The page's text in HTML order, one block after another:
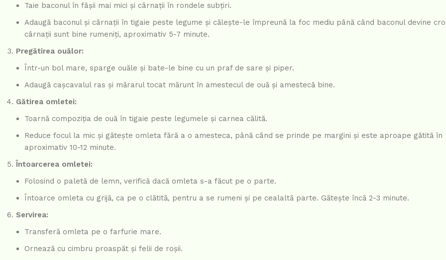
Taie baconul în fâșii mai mici și cârnații în rondele subțiri.
Adaugă baconul și cârnații în tigaie peste legume și călește-le împreună la foc mediu până când baconul devine
cârnații sunt bine rumeniți, aproximativ 5-7 minute.
Pregătirea ouălor:
Într-un bol mare, sparge ouăle și bate-le bine cu un praf de sare și piper.
Adaugă cașcavalul ras și mărarul tocat mărunt în amestecul de ouă și amestecă bine.
Gătirea omletei:
Toarnă compoziția de ouă în tigaie peste legumele și carnea călită.
Reduce focul la mic și gătește omleta fără a o amesteca, până când se prinde pe margini și este aproape gătită în
aproximativ 10-12 minute.
Întoarcerea omletei:
Folosind o paletă de lemn, verifică dacă omleta s-a făcut pe o parte.
Întoarce omleta cu grijă, ca pe o clătită, pentru a se rumeni și pe cealaltă parte. Gătește încă 2-3 minute.
Servirea:
Transferă omleta pe o farfurie mare.
Ornează cu cimbru proaspăt și felii de roșii.